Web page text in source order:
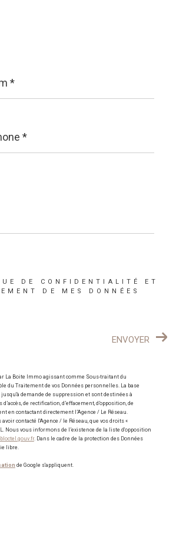
DE CONFIDENTIALITÉ ET
DE MES DONNÉES
ENVOYER
Boite Immo agissant comme Sous-traitant du
du Traitement de vos Données personnelles. La base
demande de suppression et sont destinées à
de rectification, d’effacement, d’opposition, de
en contactant directement l’Agence / Le Réseau.
contacté l'Agence / le Réseau, que vos droits «
Nous vous informons de l’existence de la liste d'opposition
. Dans le cadre de la protection des Données
libre.
de Google s'appliquent.